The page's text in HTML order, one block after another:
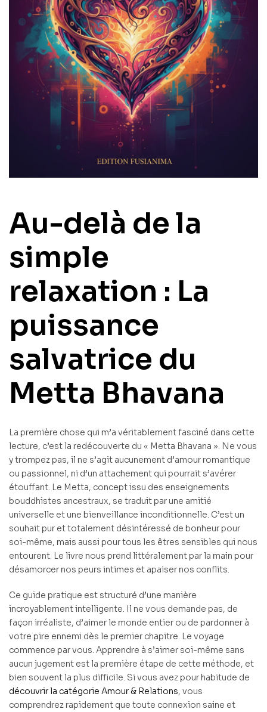
Au-delà de la
simple
relaxation : La
puissance
salvatrice du
Metta Bhavana
La première chose qui m’a véritablement fasciné dans cette
lecture, c’est la redécouverte du « Metta Bhavana ». Ne vous
y trompez pas, il ne s’agit aucunement d’amour romantique
ou passionnel, ni d’un attachement qui pourrait s’avérer
étouffant. Le Metta, concept issu des enseignements
bouddhistes ancestraux, se traduit par une amitié
universelle et une bienveillance inconditionnelle. C’est un
souhait pur et totalement désintéressé de bonheur pour
soi-même, mais aussi pour tous les êtres sensibles qui nous
entourent. Le livre nous prend littéralement par la main pour
désamorcer nos peurs intimes et apaiser nos conflits.
Ce guide pratique est structuré d’une manière
incroyablement intelligente. Il ne vous demande pas, de
façon irréaliste, d’aimer le monde entier ou de pardonner à
votre pire ennemi dès le premier chapitre. Le voyage
commence par vous. Apprendre à s’aimer soi-même sans
aucun jugement est la première étape de cette méthode, et
bien souvent la plus difficile. Si vous avez pour habitude de
découvrir la catégorie Amour & Relations, vous
comprendrez rapidement que toute connexion saine et